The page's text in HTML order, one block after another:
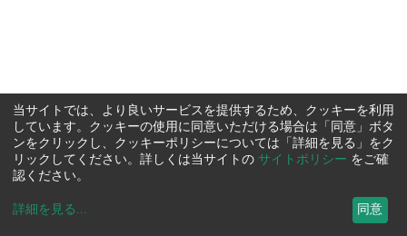
当サイトでは、より良いサービスを提供するため、クッキーを利用
しています。クッキーの使用に同意いただける場合は「同意」ボタ
ンをクリックし、クッキーポリシーについては「詳細を見る」をク
リックしてください。詳しくは当サイトの サイトポリシー をご確
認ください。
詳細を見る ... 同意